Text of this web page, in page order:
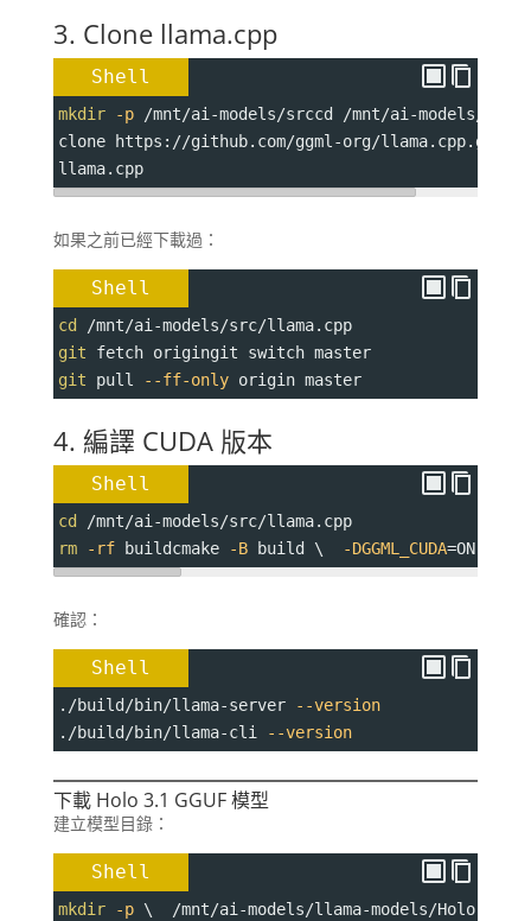
3. Clone llama.cpp
Shell
mkdir -p /mnt/ai-models/srccd /mnt/ai-models/
clone https://github.com/ggml-org/llama.cpp.gitcd
llama.cpp
如果之前已經下載過：
Shell
cd
/mnt/ai-models/src/llama.cpp
git fetch origingit switch master
git pull --ff-only origin master
4. 編譯 CUDA 版本
Shell
cd
/mnt/ai-models/src/llama.cpp
rm
-rf buildcmake -B build \ -DGGML_CUDA=ON \
確認：
Shell
./build/bin/llama-server
--version
./build/bin/llama-cli
--version
下載 Holo 3.1 GGUF 模型
建立模型目錄：
Shell
mkdir -p \  /mnt/ai-models/llama-models/Holo-3.1-